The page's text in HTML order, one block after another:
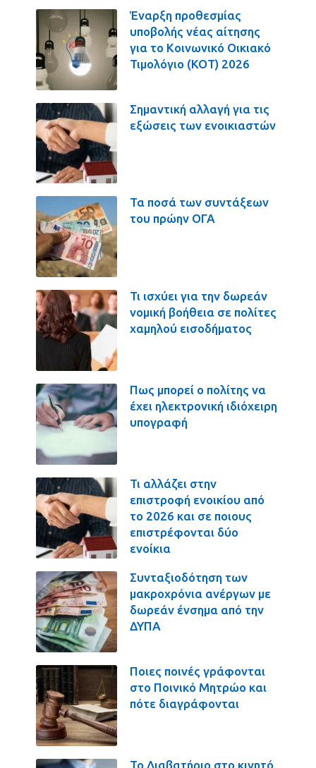
Έναρξη προθεσμίας
υποβολής νέας αίτησης
για το Κοινωνικό Οικιακό
Τιμολόγιο (ΚΟΤ) 2026
Σημαντική αλλαγή για τις
εξώσεις των ενοικιαστών
Τα ποσά των συντάξεων
του πρώην ΟΓΑ
Τι ισχύει για την δωρεάν
νομική βοήθεια σε πολίτες
χαμηλού εισοδήματος
Πως μπορεί ο πολίτης να
έχει ηλεκτρονική ιδιόχειρη
υπογραφή
Τι αλλάζει στην
επιστροφή ενοικίου από
το 2026 και σε ποιους
επιστρέφονται δύο
ενοίκια
Συνταξιοδότηση των
μακροχρόνια ανέργων με
δωρεάν ένσημα από την
ΔΥΠΑ
Ποιες ποινές γράφονται
στο Ποινικό Μητρώο και
πότε διαγράφονται
Το Διαβατήριο στο κινητό